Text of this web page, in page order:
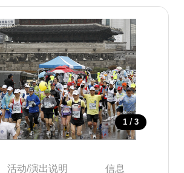
1 / 3
活动/演出说明 信息